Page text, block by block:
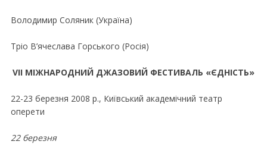
Володимир Соляник (Україна)
Трiо В’ячеслава Горського (Росiя)
VII МIЖНАРОДНИЙ ДЖАЗОВИЙ ФЕСТИВАЛЬ «ЄДНIСТЬ»
22-23 березня 2008 р., Київський академiчний театр
оперети
22 березня